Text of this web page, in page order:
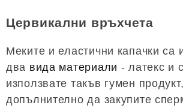
Цервикални връхчета
Меките и еластични капачки са
два вида материали - латекс и
използвате такъв гумен
допълнително да закупите